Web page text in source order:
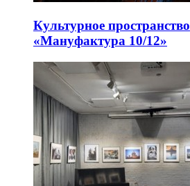
Культурное пространство
«Мануфактура 10/12»